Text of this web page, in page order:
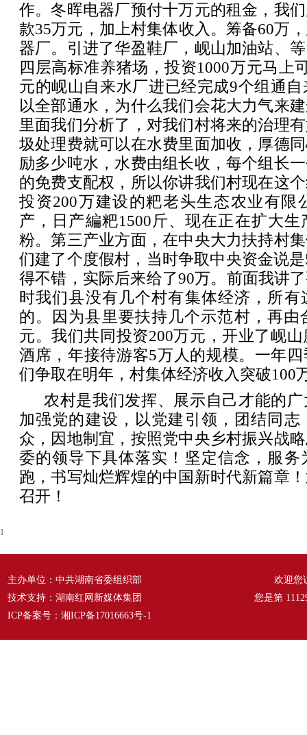
作。冬晖电器厂预付十万元的租金，我
款35万元，加上村集体收入。筹备60万
器厂。引进了华盈鞋厂，岘山加油站、
四层高标准养猪场，投资1000万元马上
元的岘山自来水厂进已经完成9个组通
以全部通水，为什么我们会花大力气来
里面我们分析了，对我们村将来的治理
圾处理费就可以在水费里面加收，厚德
励多少吨水，水费由组长收，每个组长
的免费支配权，所以你讲我们村现在这
投资200万建设的粑老头生态农业有限
产，日产編粑1500斤、现在正在扩大
粉。第三产业方面，在中央大力扶持村
们建了个度假村，当时争取中央资金说
得不错，实际后来给了90万。前面我讲
时我们县没有几个村有集体经济，所有
的。因为县里要扶持几个示范村，再由
元。我们共同投资200万元，开业了岘
酒席，年接待游客5万人的规模。一年
们争取在明年，村集体经济收入突破100
农村是我们发挥、展示自己才能的
加强党的建设，以党建引领，团结同志
众，因地制宜，按照党中央乡村振兴战
委的领导下具体落实！坚定信念，服务
跑，书写灿烂辉煌的中国新时代新篇章
召开！
1
主办单位：中共湖南省委组织部
技术支持：湖南红网新媒体集团
ICP备案号： 湘ICP备17016663号-1
欢迎您
您是第